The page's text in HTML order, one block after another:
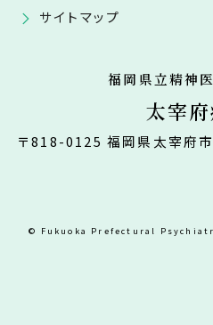
サイトマップ
福岡県立精神
太宰
〒818-0125 福岡県太宰府
© Fukuoka Prefectural